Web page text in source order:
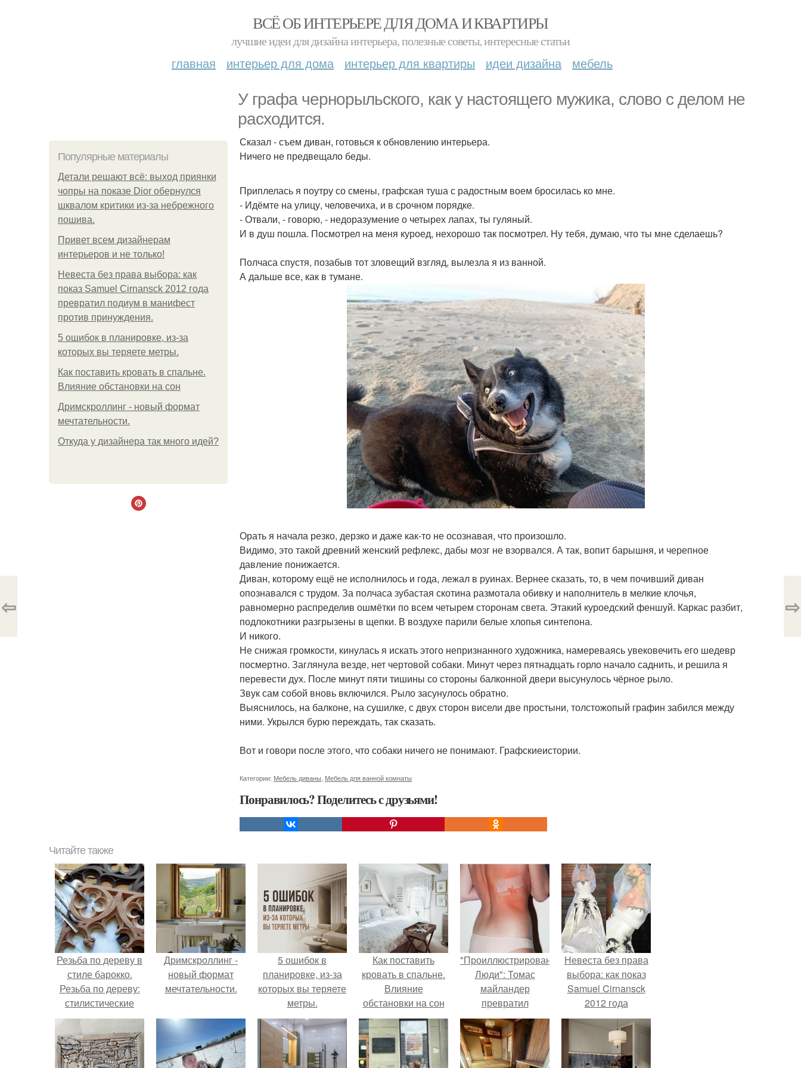
ВСЁ ОБ ИНТЕРЬЕРЕ ДЛЯ ДОМА И КВАРТИРЫ
лучшие идеи для дизайна интерьера, полезные советы, интересные статьи
главная интерьер для дома интерьер для квартиры идеи дизайна мебель
У графа чернорыльского, как у настоящего мужика, слово с делом не
расходится.
Популярные материалы
Детали решают всё: выход приянки
чопры на показе Dior обернулся
шквалом критики из-за небрежного
пошива.
Привет всем дизайнерам
интерьеров и не только!
Невеста без права выбора: как
показ Samuel Cirnansck 2012 года
превратил подиум в манифест
против принуждения.
5 ошибок в планировке, из-за
которых вы теряете метры.
Как поставить кровать в спальне.
Влияние обстановки на сон
Дримскроллинг - новый формат
мечтательности.
Откуда у дизайнера так много идей?
Сказал - съем диван, готовься к обновлению интерьера.
Ничего не предвещало беды.
Приплелась я поутру со смены, графская туша с радостным воем бросилась ко мне.
- Идёмте на улицу, человечиха, и в срочном порядке.
- Отвали, - говорю, - недоразумение о четырех лапах, ты гуляный.
И в душ пошла. Посмотрел на меня куроед, нехорошо так посмотрел. Ну тебя, думаю, что ты мне сделаешь?
Полчаса спустя, позабыв тот зловещий взгляд, вылезла я из ванной.
А дальше все, как в тумане.
Орать я начала резко, дерзко и даже как-то не осознавая, что произошло.
Видимо, это такой древний женский рефлекс, дабы мозг не взорвался. А так, вопит барышня, и черепное
давление понижается.
Диван, которому ещё не исполнилось и года, лежал в руинах. Вернее сказать, то, в чем почивший диван
опознавался с трудом. За полчаса зубастая скотина размотала обивку и наполнитель в мелкие клочья,
равномерно распределив ошмётки по всем четырем сторонам света. Этакий куроедский феншуй. Каркас разбит,
подлокотники разгрызены в щепки. В воздухе парили белые хлопья синтепона.
И никого.
Не снижая громкости, кинулась я искать этого непризнанного художника, намереваясь увековечить его шедевр
посмертно. Заглянула везде, нет чертовой собаки. Минут через пятнадцать горло начало саднить, и решила я
перевести дух. После минут пяти тишины со стороны балконной двери высунулось чёрное рыло.
Звук сам собой вновь включился. Рыло засунулось обратно.
Выяснилось, на балконе, на сушилке, с двух сторон висели две простыни, толстожопый графин забился между
ними. Укрылся бурю переждать, так сказать.
Вот и говори после этого, что собаки ничего не понимают. Графскиеистории.
Категории: Мебель диваны Мебель для ванной комнаты
Понравилось? Поделитесь с друзьями!
⇦ ⇨
Читайте также
Резьба по дереву в
стиле барокко.
Резьба по дереву:
стилистические
направления и
характерные узоры.
Дримскроллинг -
новый формат
мечтательности.
5 ошибок в
планировке, из-за
которых вы теряете
метры.
Как поставить
кровать в спальне.
Влияние
обстановки на сон
"Проиллюстрированные
Люди": Томас
майландер
превратил
солнечные ожоги в
арт - объект.
Невеста без права
выбора: как показ
Samuel Cirnansck
2012 года
превратил подиум
в манифест против
принуждения.